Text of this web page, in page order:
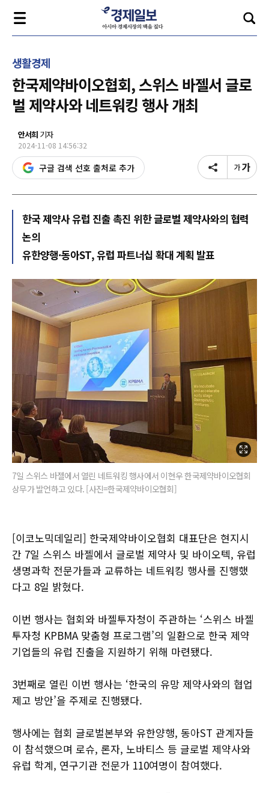
생활경제
한국제약바이오협회, 스위스 바젤서 글로
벌 제약사와 네트워킹 행사 개최
안서희 기자
2024-11-08 14:56:32
구글 검색 선호 출처로 추가
한국 제약사 유럽 진출 촉진 위한 글로벌 제약사와의 협력
논의
유한양행·동아ST, 유럽 파트너십 확대 계획 발표
7일 스위스 바젤에서 열린 네트워킹 행사에서 이현우 한국제약바이오협회
상무가 발언하고 있다. [사진=한국제약바이오협회]
[이코노믹데일리] 한국제약바이오협회 대표단은 현지시
간 7일 스위스 바젤에서 글로벌 제약사 및 바이오텍, 유럽
생명과학 전문가들과 교류하는 네트워킹 행사를 진행했
다고 8일 밝혔다.
이번 행사는 협회와 바젤투자청이 주관하는 ‘스위스 바젤
투자청 KPBMA 맞춤형 프로그램’의 일환으로 한국 제약
기업들의 유럽 진출을 지원하기 위해 마련됐다.
3번째로 열린 이번 행사는 ‘한국의 유망 제약사와의 협업
제고 방안’을 주제로 진행됐다.
행사에는 협회 글로벌본부와 유한양행, 동아ST 관계자들
이 참석했으며 로슈, 론자, 노바티스 등 글로벌 제약사와
유럽 학계, 연구기관 전문가 110여명이 참여했다.